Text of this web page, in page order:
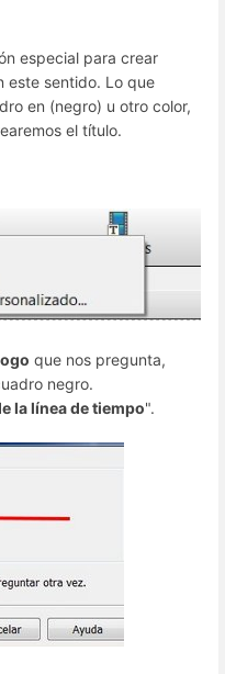
especial para crear
este sentido. Lo que
en (negro) u otro color,
el título.
que nos pregunta,
negro.
la línea de tiempo".